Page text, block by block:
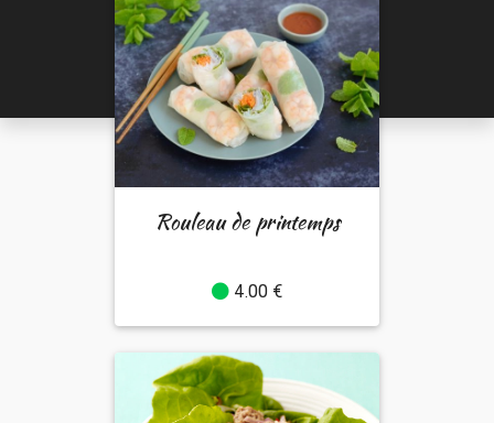
Rouleau de printemps
4.00 €